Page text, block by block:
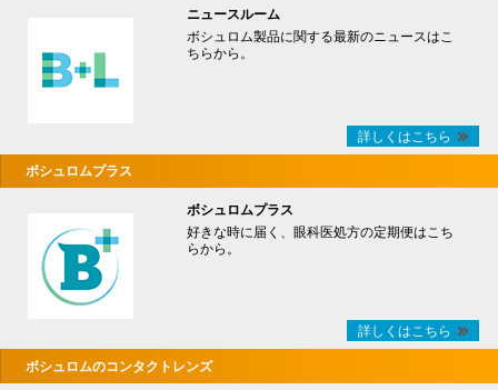
ニュースルーム
ボシュロム製品に関する最新のニュースはこ
ちらから。
詳しくはこちら
ボシュロムプラス
ボシュロムプラス
好きな時に届く、眼科医処方の定期便はこち
らから。
詳しくはこちら
ボシュロムのコンタクトレンズ